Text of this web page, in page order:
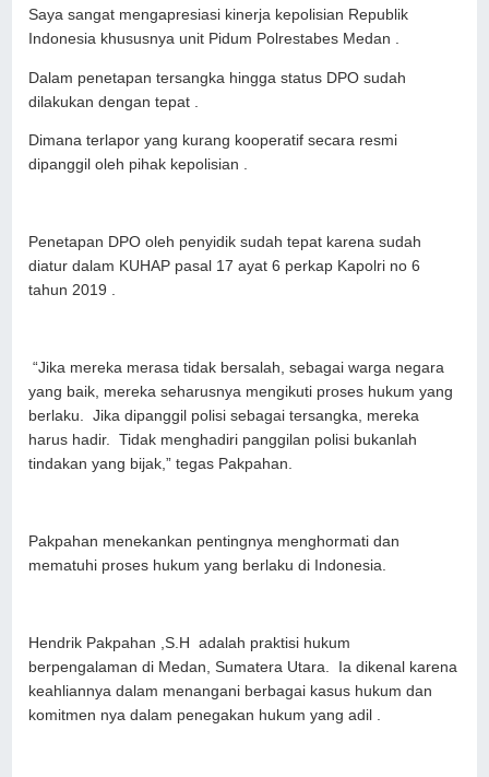
Saya sangat mengapresiasi kinerja kepolisian Republik
Indonesia khususnya unit Pidum Polrestabes Medan .
Dalam penetapan tersangka hingga status DPO sudah
dilakukan dengan tepat .
Dimana terlapor yang kurang kooperatif secara resmi
dipanggil oleh pihak kepolisian .
Penetapan DPO oleh penyidik sudah tepat karena sudah
diatur dalam KUHAP pasal 17 ayat 6 perkap Kapolri no 6
tahun 2019 .
“Jika mereka merasa tidak bersalah, sebagai warga negara
yang baik, mereka seharusnya mengikuti proses hukum yang
berlaku. Jika dipanggil polisi sebagai tersangka, mereka
harus hadir. Tidak menghadiri panggilan polisi bukanlah
tindakan yang bijak,” tegas Pakpahan.
Pakpahan menekankan pentingnya menghormati dan
mematuhi proses hukum yang berlaku di Indonesia.
Hendrik Pakpahan ,S.H adalah praktisi hukum
berpengalaman di Medan, Sumatera Utara. Ia dikenal karena
keahliannya dalam menangani berbagai kasus hukum dan
komitmen nya dalam penegakan hukum yang adil .